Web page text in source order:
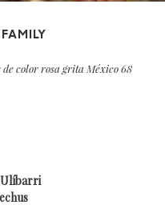
de color rosa grita México 68
Ulíbarri